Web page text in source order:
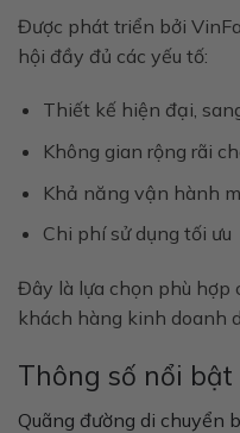
Được phát triển bởi
hội đầy đủ các yếu tố:
Thiết kế hiện đại,
Không gian rộng rãi
Khả năng vận hành
Chi phí sử dụng tối ưu
Đây là lựa chọn phù hợp
khách hàng kinh doanh
Thông số nổi
Quãng đường di chuyển